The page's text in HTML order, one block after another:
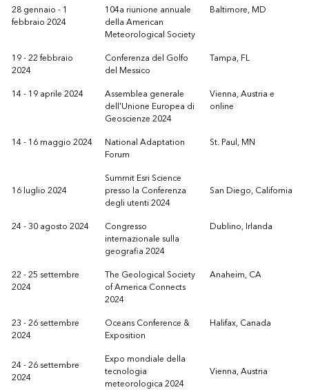
28 gennaio - 1
febbraio 2024
104a riunione annuale
della American
Meteorological Society
Baltimore, MD
19 - 22 febbraio
2024
Conferenza del Golfo
del Messico
Tampa, FL
14 - 19 aprile 2024
Assemblea generale
dell'Unione Europea di
Geoscienze 2024
Vienna, Austria e
online
14 - 16 maggio 2024
National Adaptation
Forum
St. Paul, MN
16 luglio 2024
Summit Esri Science
presso la Conferenza
degli utenti 2024
San Diego, California
24 - 30 agosto 2024
Congresso
internazionale sulla
geografia 2024
Dublino, Irlanda
22 - 25 settembre
2024
The Geological Society
of America Connects
2024
Anaheim, CA
23 - 26 settembre
2024
Oceans Conference &
Exposition
Halifax, Canada
24 - 26 settembre
2024
Expo mondiale della
tecnologia
meteorologica 2024
Vienna, Austria